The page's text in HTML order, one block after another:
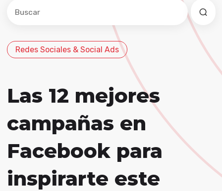
Este es un campo de búsqueda con una función de
No hay sugerencias porque el campo de
Redes Sociales & Social Ads
Las 12 mejores
campañas en
Facebook para
inspirarte este